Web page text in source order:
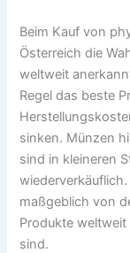
Beim Kauf von
Österreich die
weltweit
Regel das beste
sinken. Münzen
sind in kleineren
maßgeblich von
Produkte weltweit
sind.